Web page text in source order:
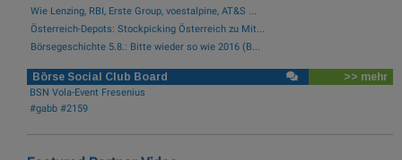
Wie Lenzing, RBI, Erste Group, voestalpine, AT&S ...
Österreich-Depots: Stockpicking Österreich zu Mit...
Börsegeschichte 5.8.: Bitte wieder so wie 2016 (B...
Börse Social Club Board >> mehr
BSN Vola-Event Fresenius
#gabb #2159